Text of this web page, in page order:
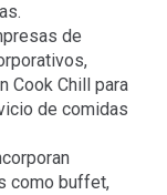
de
Cook Chill para
de comidas
como buffet,